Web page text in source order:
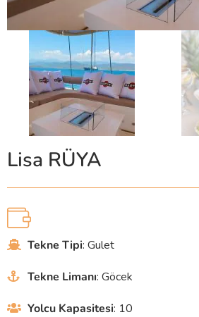
Lisa RÜYA
Tekne Tipi: Gulet
Tekne Limanı: Göcek
Yolcu Kapasitesi: 10